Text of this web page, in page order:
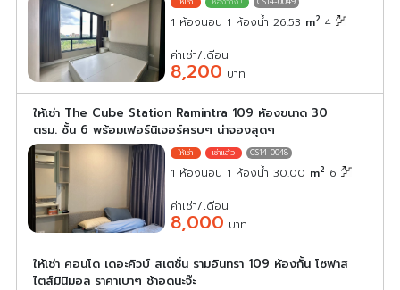
1 ห้องนอน 1 ห้องน้ำ 26.53 m2 4
ค่าเช่า/เดือน
8,200 บาท
ให้เช่า The Cube Station Ramintra 109 ห้องขนาด 30
ตรม. ชั้น 6 พร้อมเฟอร์นิเจอร์ครบๆ น่าจองสุดๆ
CS14-0048
1 ห้องนอน 1 ห้องน้ำ 30.00 m2 6
ค่าเช่า/เดือน
8,000 บาท
ให้เช่า คอนโด เดอะคิวบ์ สเตชั่น รามอินทรา 109 ห้องกั้น โซฟาส
ไตส์มินิมอล ราคาเบาๆ ช้าอดนะจ๊ะ